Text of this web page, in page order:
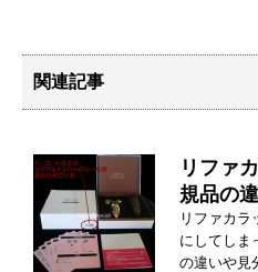
関連記事
リファ
規品の
リファカラ
にしてしま
の違いや見